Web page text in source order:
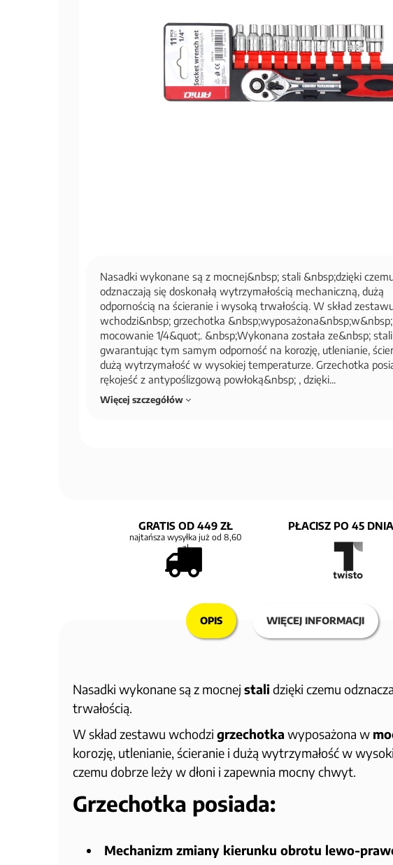
Nasadki wykonane są z mocnej&nbsp; stali &nbsp;dzięki
odznaczają się doskonałą wytrzymałością mechaniczną, dużą
odpornością na ścieranie i wysoką trwałością. W skład
wchodzi&nbsp; grzechotka &nbsp;wyposażona&nbsp;w&nbsp;
mocowanie 1/4&quot;. &nbsp;Wykonana została ze&nbsp;
gwarantując tym samym odporność na korozję, utlenianie,
dużą wytrzymałość w wysokiej temperaturze. Grzechotka
rękojeść z antypoślizgową powłoką&nbsp; , dzięki...
Więcej szczegółów
GRATIS OD 449 ZŁ
najtańsza wysyłka już od 8,60
zł
PŁACISZ PO 45
OPIS WIĘCEJ INFORMACJI
Nasadki wykonane są z mocnej stalidzięki czemu
trwałością.
W skład zestawu wchodzi grzechotka wyposażona w
korozję, utlenianie, ścieranie i dużą wytrzymałość w
czemu dobrze leży w dłoni i zapewnia mocny chwyt.
Grzechotka posiada:
Mechanizm zmiany kierunku obrotu lewo-